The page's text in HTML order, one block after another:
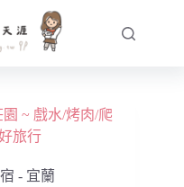
~ 戲水/烤肉/爬
旅行
- 宜蘭